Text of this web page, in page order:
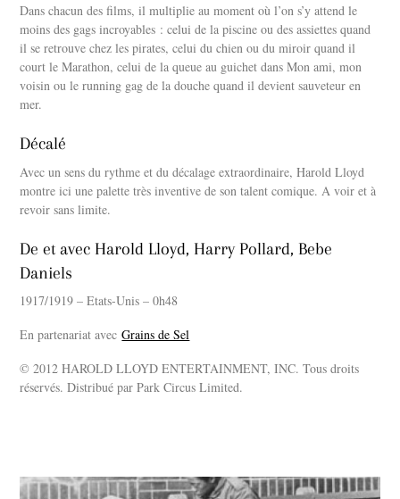
Dans chacun des films, il multiplie au moment où l’on s’y attend le
moins des gags incroyables : celui de la piscine ou des assiettes quand
il se retrouve chez les pirates, celui du chien ou du miroir quand il
court le Marathon, celui de la queue au guichet dans Mon ami, mon
voisin ou le running gag de la douche quand il devient sauveteur en
mer.
Décalé
Avec un sens du rythme et du décalage extraordinaire, Harold Lloyd
montre ici une palette très inventive de son talent comique. A voir et à
revoir sans limite.
De et avec Harold Lloyd, Harry Pollard, Bebe
Daniels
1917/1919 – Etats-Unis – 0h48
En partenariat avecGrains de Sel
© 2012 HAROLD LLOYD ENTERTAINMENT, INC. Tous droits
réservés. Distribué par Park Circus Limited.